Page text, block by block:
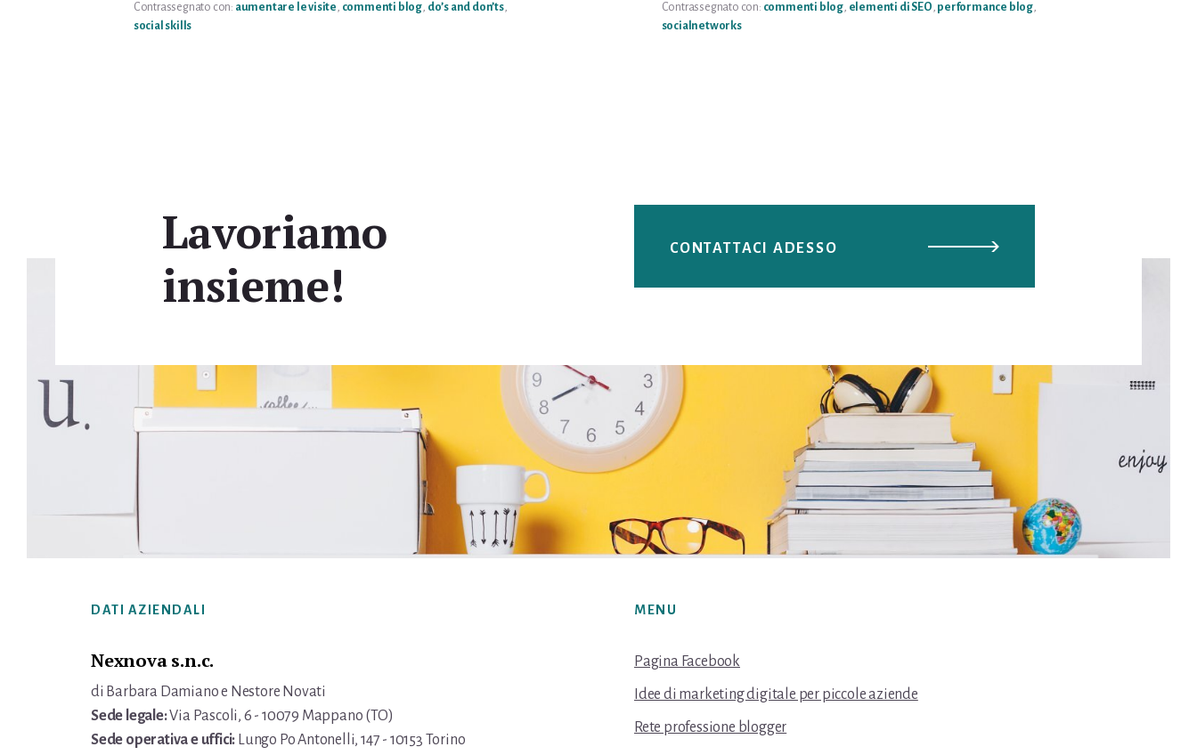
Contrassegnato con: aumentare le visite, commenti blog, do’s and don’ts,
social skills
Contrassegnato con: commenti blog, elementi di SEO, performance blog,
socialnetworks
Lavoriamo
insieme!
CONTATTACI ADESSO
FooterDATI AZIENDALI
Nexnova s.n.c.
di Barbara Damiano e Nestore Novati
Sede legale:Via Pascoli, 6 - 10079 Mappano (TO)
Sede operativa e uffici: Lungo Po Antonelli, 147 - 10153 Torino
MENU
Pagina Facebook
Idee di marketing digitale per piccole aziende
Rete professione blogger